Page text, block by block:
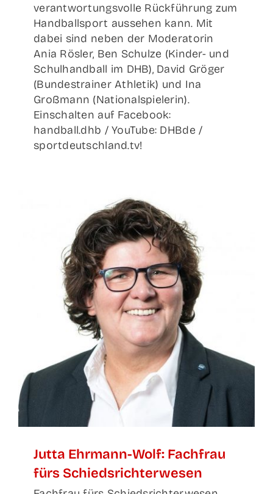
verantwortungsvolle Rückführung zum
Handballsport aussehen kann. Mit
dabei sind neben der Moderatorin
Ania Rösler, Ben Schulze (Kinder- und
Schulhandball im DHB), David Gröger
(Bundestrainer Athletik) und Ina
Großmann (Nationalspielerin).
Einschalten auf Facebook:
handball.dhb / YouTube: DHBde /
sportdeutschland.tv!
Jut­ta Ehr­mann-Wolf: Fach­frau
fürs Schiedsrichterwesen